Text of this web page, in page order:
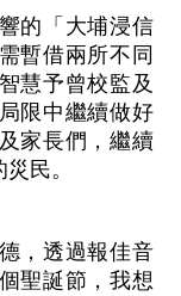
的「大埔浸信
暫借兩所不同
慧予曾校監及
限中繼續做好
家長們，繼續
民。
，透過報佳音
聖誕節，我想